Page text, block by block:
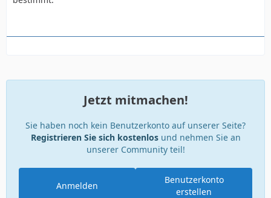
Jetzt mitmachen!
Sie haben noch kein Benutzerkonto auf unserer Seite?
Registrieren Sie sich kostenlosund nehmen Sie an
unserer Community teil!
Benutzerkonto
erstellen
Anmelden